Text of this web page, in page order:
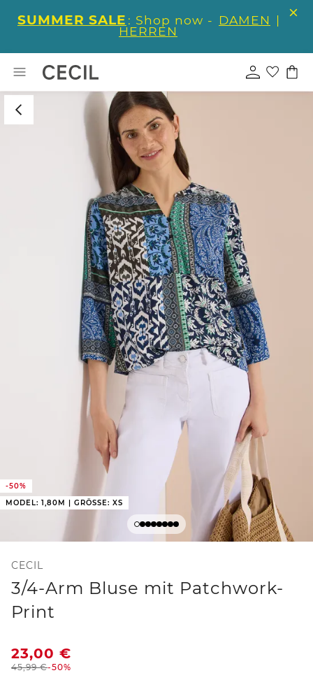
SUMMER SALE : Shop now - DAMEN |
HERREN
-50%
MODEL: 1,80M | GRÖSSE: XS
CECIL
3/4-Arm Bluse mit Patchwork-
Print
23,00 €
45,99€-50%